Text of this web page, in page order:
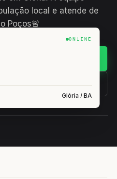
local e atende de
Poços🚨
8838
ONLINE
Glória / BA